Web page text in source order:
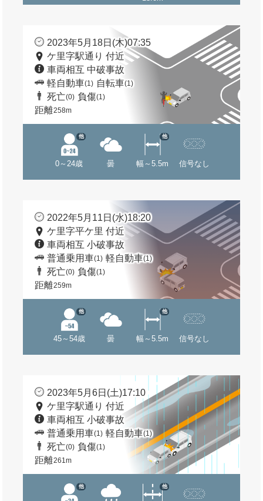
2023年5月18日(木)07:35
ケ里字駅通り 付近
車両相互 中破事故
軽自動車(1) 自転車(1)
死亡(0) 負傷(1)
距離258m
0～24歳
他
曇 幅～5.5m
他
信号なし
2022年5月11日(水)18:20
ケ里字平ケ里 付近
車両相互 小破事故
普通乗用車(1) 軽自動車(1)
死亡(0) 負傷(1)
距離259m
45～54歳
他
曇 幅～5.5m
他
信号なし
2023年5月6日(土)17:10
ケ里字駅通り 付近
車両相互 小破事故
普通乗用車(1) 軽自動車(1)
死亡(0) 負傷(1)
距離261m
他 他